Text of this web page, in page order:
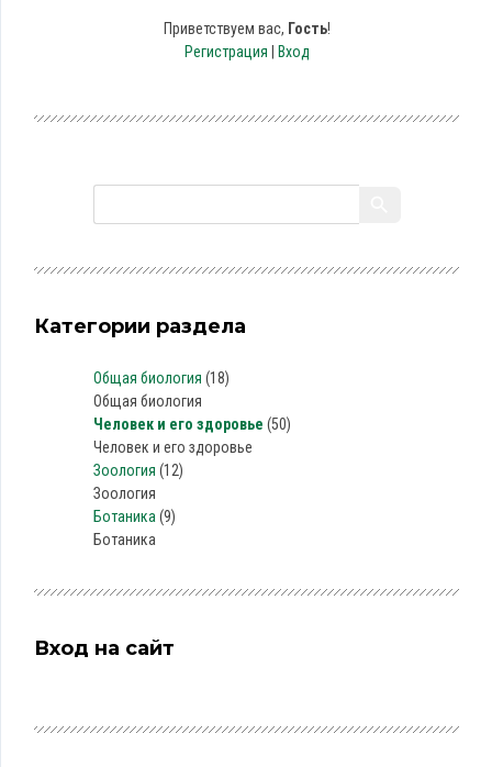
Приветствуем вас, Гость!
Регистрация
Вход
Категории раздела
Общая биология (18)
Общая биология
Человек и его здоровье (50)
Человек и его здоровье
Зоология (12)
Зоология
Ботаника (9)
Ботаника
Вход на сайт